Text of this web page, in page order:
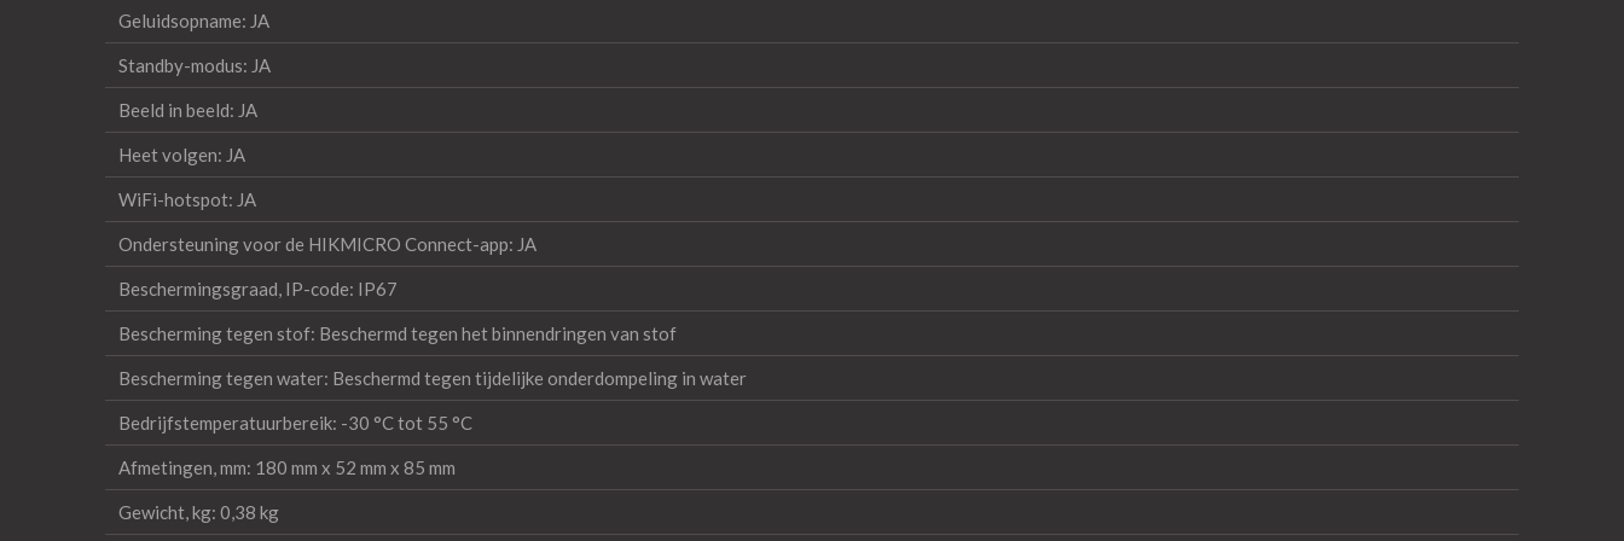
Geluidsopname: JA
Standby-modus: JA
Beeld in beeld: JA
Heet volgen: JA
WiFi-hotspot: JA
Ondersteuning voor de HIKMICRO Connect-app: JA
Beschermingsgraad, IP-code: IP67
Bescherming tegen stof: Beschermd tegen het binnendringen van stof
Bescherming tegen water: Beschermd tegen tijdelijke onderdompeling in water
Bedrijfstemperatuurbereik: -30 °C tot 55 °C
Afmetingen, mm: 180 mm x 52 mm x 85 mm
Gewicht, kg: 0,38 kg